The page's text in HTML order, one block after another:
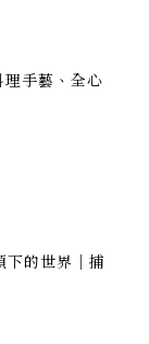
手藝、全心
的世界｜捕